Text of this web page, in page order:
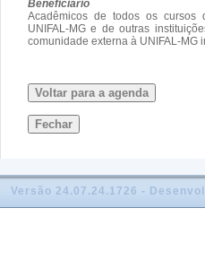
Beneficiário
Acadêmicos de todos os
UNIFAL-MG e de outras
comunidade externa à UNIFAL-MG
Voltar para a agenda
Fechar
Versão 24.07.24.1726 -